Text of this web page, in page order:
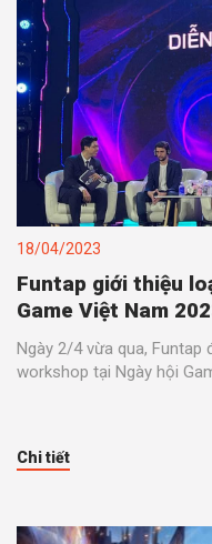
18/04/2023
Funtap giới thiệu
Game Việt Nam
Ngày 2/4 vừa qua,
workshop tại Ngày hội
Chi tiết